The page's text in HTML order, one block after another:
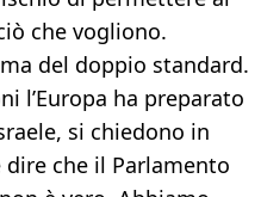
che vogliono.
del doppio standard.
l’Europa ha preparato
si chiedono in
che il Parlamento